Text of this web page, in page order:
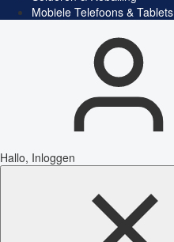
Mobiele Telefoons & Tablets
Hallo, Inloggen